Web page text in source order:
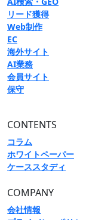
リード獲得
Web制作
EC
海外サイト
AI業務
会員サイト
保守
CONTENTS
コラム
ホワイトペーパー
ケーススタディ
COMPANY
会社情報